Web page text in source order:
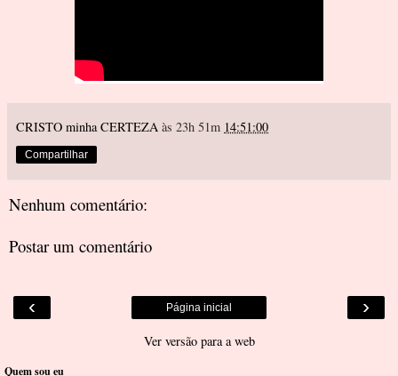
CRISTO minha CERTEZA às 23h 51m 14:51:00
Compartilhar
Nenhum comentário:
Postar um comentário
‹ ›
Página inicial
Ver versão para a web
Quem sou eu